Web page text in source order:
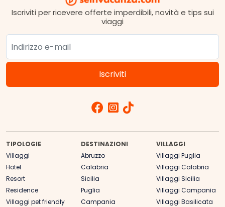
Iscriviti per ricevere offerte imperdibili, novità e tips sui
viaggi
TIPOLOGIE
Villaggi
Hotel
Resort
Residence
Villaggi pet friendly
DESTINAZIONI
Abruzzo
Calabria
Sicilia
Puglia
Campania
VILLAGGI
Villaggi Puglia
Villaggi Calabria
Villaggi Sicilia
Villaggi Campania
Villaggi Basilicata